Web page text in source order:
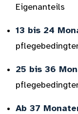
Eigenanteils
13 bis 24
25 bis 36
Ab 37